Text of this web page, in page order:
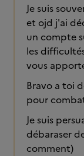
Je suis
et ojd j'ai
un compte
les
vous
Bravo a toi
pour
Je suis
débaraser
comment)